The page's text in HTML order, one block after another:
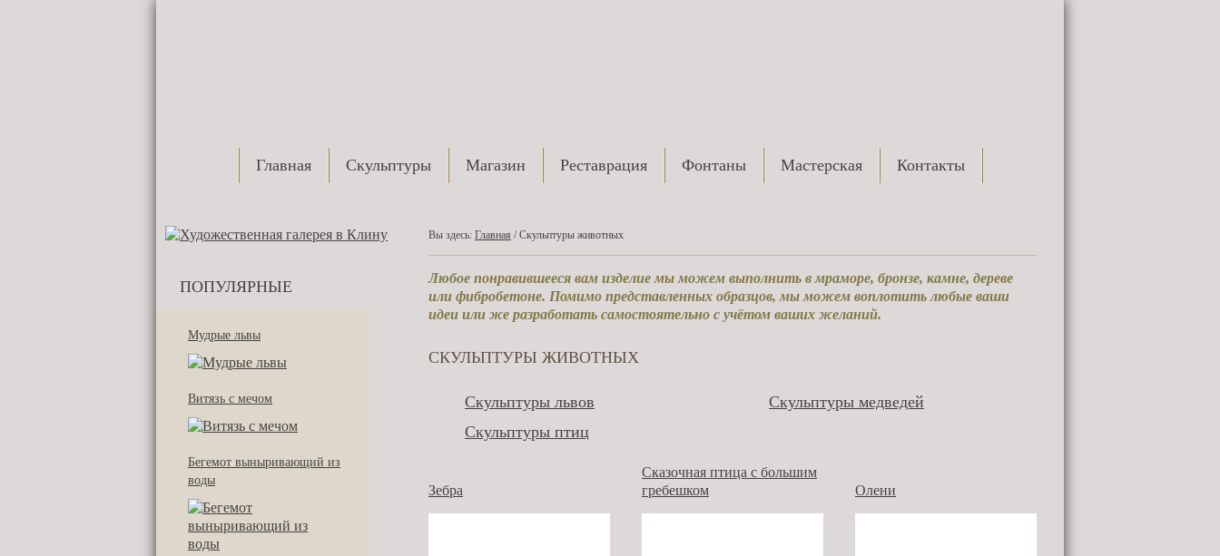
Главная Скульптуры Магазин Реставрация Фонтаны Мастерская Контакты
ПОПУЛЯРНЫЕ
Мудрые львы
Витязь с мечом
Бегемот выныривающий из
воды
Вы здесь: Главная / Скульптуры животных
Любое понравившееся вам изделие мы можем выполнить в мраморе, бронзе, камне, дереве
или фибробетоне. Помимо представленных образцов, мы можем воплотить любые ваши
идеи или же разработать самостоятельно с учётом ваших желаний.
СКУЛЬПТУРЫ ЖИВОТНЫХ
Скульптуры львов
Скульптуры медведей
Скульптуры птиц
Зебра
Сказочная птица с большим
гребешком
Олени